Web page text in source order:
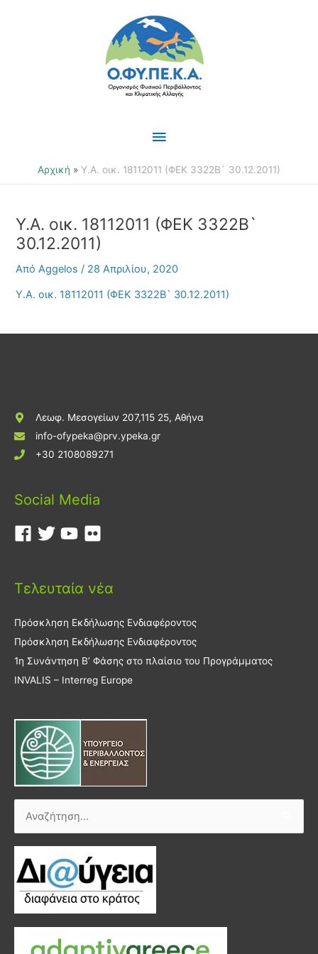
Κύριο
Μενού
Αρχική Υ.Α. οικ. 18112011 (ΦΕΚ 3322Β` 30.12.2011)
Υ.Α. οικ. 18112011 (ΦΕΚ 3322Β`
30.12.2011)
ΑπόAggelos/ 28 Απριλίου, 2020
Υ.Α. οικ. 18112011 (ΦΕΚ 3322Β` 30.12.2011)
Λεωφ. Μεσογείων 207,115 25, Αθήνα
info-ofypeka@prv.ypeka.gr
+30 2108089271
Social Media
Τελευταία νέα
Πρόσκληση Εκδήλωσης Ενδιαφέροντος
Πρόσκληση Εκδήλωσης Ενδιαφέροντος
1η Συνάντηση Β’ Φάσης στο πλαίσιο του Προγράμματος
INVALIS – Interreg Europe
Αναζήτηση